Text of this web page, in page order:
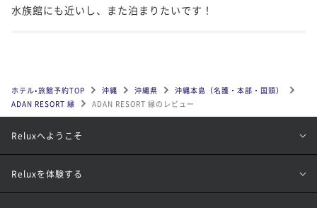
水族館にも近いし、また泊まりたいです！
ホテル•旅館予約TOP 沖縄 沖縄県
沖縄本島（名護・本部・国頭）
ADAN RESORT 縁
ADAN RESORT 縁のレビュー
Reluxへようこそ
Reluxを体験する